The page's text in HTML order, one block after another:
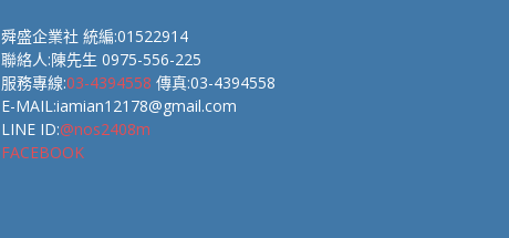
舜盛企業社 統編:01522914
聯絡人:陳先生 0975-556-225
服務專線:03-4394558 傳真:03-4394558
E-MAIL:iamian12178@gmail.com
LINE ID:@nos2408m
FACEBOOK